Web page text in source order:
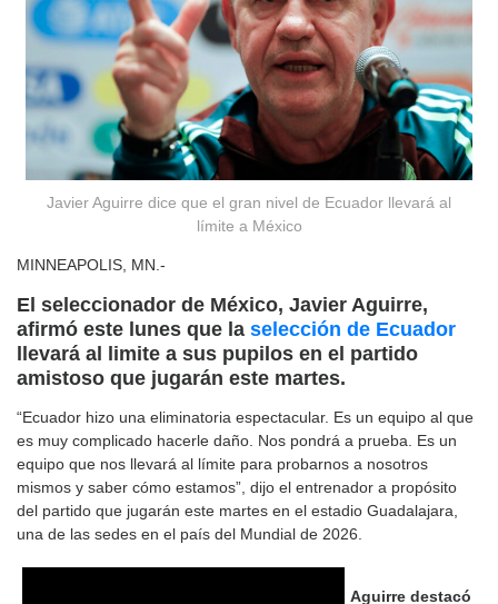
Javier Aguirre dice que el gran nivel de Ecuador llevará al
límite a México
MINNEAPOLIS, MN.-
El seleccionador de México, Javier Aguirre,
afirmó este lunes que la selección de Ecuador
llevará al limite a sus pupilos en el partido
amistoso que jugarán este martes.
“Ecuador hizo una eliminatoria espectacular. Es un equipo al que
es muy complicado hacerle daño. Nos pondrá a prueba. Es un
equipo que nos llevará al límite para probarnos a nosotros
mismos y saber cómo estamos”, dijo el entrenador a propósito
del partido que jugarán este martes en el estadio Guadalajara,
una de las sedes en el país del Mundial de 2026.
Aguirre destacó